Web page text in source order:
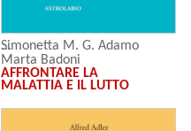
Simonetta M. G. Adamo
Marta Badoni
Tonia Cancrini
Carla Maria Carlevaris
AFFRONTARE LA
MALATTIA E IL LUTTO